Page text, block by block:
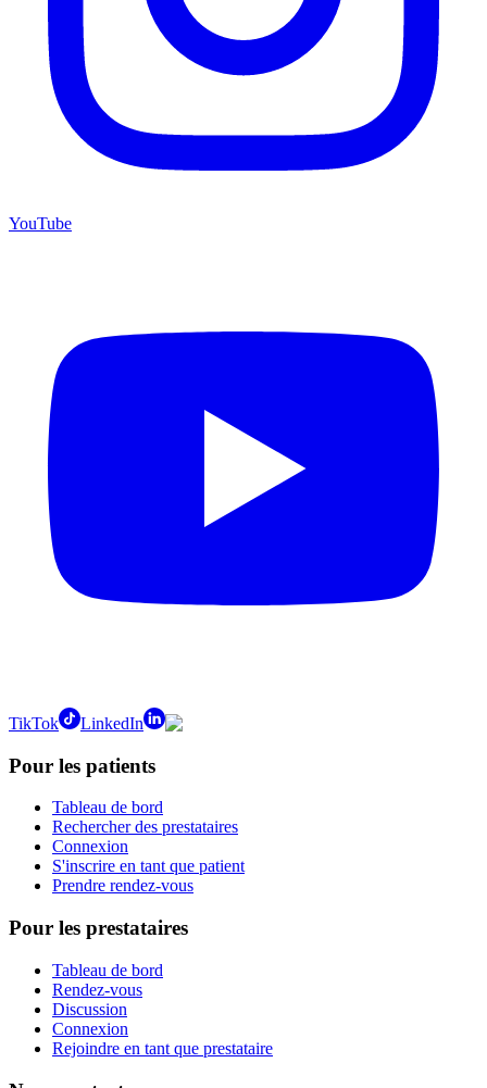
YouTube
TikTok LinkedIn
Pour les patients
Tableau de bord
Rechercher des prestataires
Connexion
S'inscrire en tant que patient
Prendre rendez-vous
Pour les prestataires
Tableau de bord
Rendez-vous
Discussion
Connexion
Rejoindre en tant que prestataire